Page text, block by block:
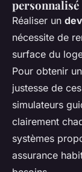
personnalisé
Réaliser un
nécessite de
surface du
Pour obtenir
justesse de
simulateurs
clairement
systèmes
assurance